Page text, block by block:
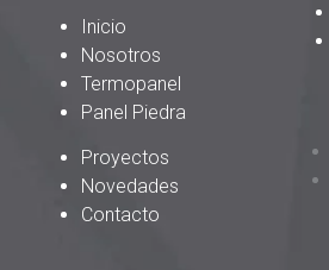
Inicio
Nosotros
Termopanel
Panel Piedra
Proyectos
Novedades
Contacto